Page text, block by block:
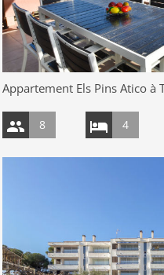
Appartement Els Pins Atico à
8 4